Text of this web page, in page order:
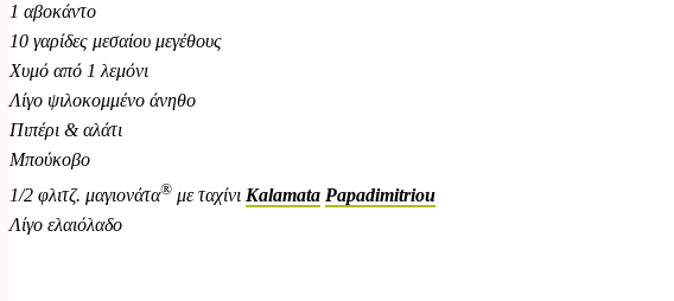
1 αβοκάντο
10 γαρίδες μεσαίου μεγέθους
Χυμό από 1 λεμόνι
Λίγο ψιλοκομμένο άνηθο
Πιπέρι & αλάτι
Μπούκοβο
1/2 φλιτζ. μαγιονάτα® με ταχίνι Kalamata Papadimitriou
Λίγο ελαιόλαδο